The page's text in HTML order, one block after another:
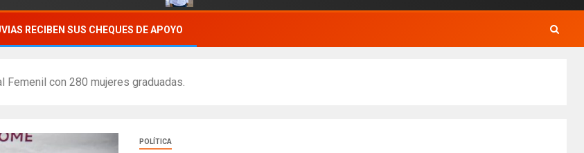
RECIBEN SUS CHEQUES DE APOYO
con 280 mujeres graduadas.
POLÍTICA